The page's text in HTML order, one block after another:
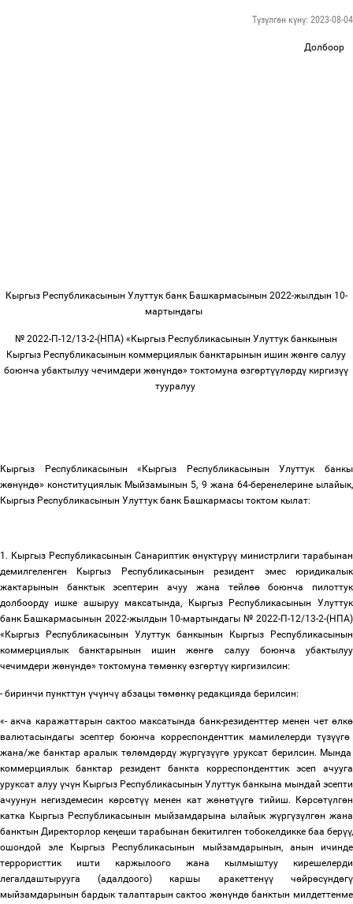
Түзүлгөн күнү: 2023-08-04
Долбоор
Кыргыз Республикасынын Улуттук банк Башкармасынын 2022-жылдын 10-
мартындагы
№ 2022-П-12/13-2-(НПА) «Кыргыз Республикасынын Улуттук банкынын
Кыргыз Республикасынын коммерциялык банктарынын ишин жөнгө салуу
боюнча убактылуу чечимдери жөнүндө» токтомунаөзгөртүүлөрдү киргизүү
тууралуу
Кыргыз Республикасынын «Кыргыз Республикасынын Улуттук банкы
жөнүндө» конституциялык Мыйзамынын 5, 9 жана 64-беренелерине ылайык,
Кыргыз Республикасынын Улуттук банк Башкармасы токтом кылат:
1. Кыргыз Республикасынын Санариптик өнүктүрүү министрлиги тарабынан
демилгеленген Кыргыз Республикасынын резидент эмес юридикалык
жактарынын банктык эсептерин ачуу жана тейлөөбоюнча пилоттук
долбоорду ишке ашыруу максатында, Кыргыз Республикасынын Улуттук
банк Башкармасынын 2022-жылдын 10-мартындагы № 2022-П-12/13-2-(НПА)
«Кыргыз Республикасынын Улуттук банкынын Кыргыз Республикасынын
коммерциялык банктарынын ишин жөнгө салуу боюнча убактылуу
чечимдери жөнүндө» токтомуна төмөнкү өзгөртүү киргизилсин:
- биринчи пункттун үчүнчү абзацы төмөнкү редакцияда берилсин:
«- акча каражаттарын сактоо максатында банк-резиденттер менен чет өлкө
валютасындагы эсептер боюнча корреспонденттик мамилелерди түзүүгө
жана/же банктар аралык төлөмдөрдүжүргүзүүгө уруксат берилсин. Мында
коммерциялык банктар резидент банкта корреспонденттик эсеп ачууга
уруксат алуу үчүн Кыргыз Республикасынын Улуттук банкына мындай эсепти
ачуунун негиздемесин көрсөтүүменен кат жөнөтүүгө тийиш. Көрсөтүлгөн
катка Кыргыз Республикасынын мыйзамдарына ылайык жүргүзүлгөн жана
банктын Директорлор кеңеши тарабынан бекитилген тобокелдикке баа берүү,
ошондой эле Кыргыз Республикасынын мыйзамдарынын, анын ичинде
террористтик ишти каржылоого жана кылмыштуу кирешелерди
легалдаштырууга (адалдоого) каршы аракеттенүүчөйрөсүндөгү
мыйзамдарынын бардык талаптарын сактоо жөнүндөбанктын милдеттенме